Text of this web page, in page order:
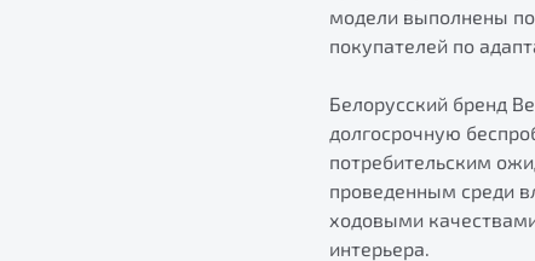
модели выполнены
покупателей по
Белорусский бренд
долгосрочную
потребительским
проведенным среди
ходовыми
интерьера.